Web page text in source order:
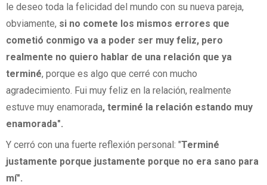
le deseo toda la felicidad del mundo con su nueva pareja,
obviamente, si no comete los mismos errores que
cometió conmigo va a poder ser muy feliz, pero
realmente no quiero hablar de una relación que ya
terminé, porque es algo que cerré con mucho
agradecimiento. Fui muy feliz en la relación, realmente
estuve muy enamorada, terminé la relación estando muy
enamorada".
Y cerró con una fuerte reflexión personal: "Terminé
justamente porque justamente porque no era sano para
mí".